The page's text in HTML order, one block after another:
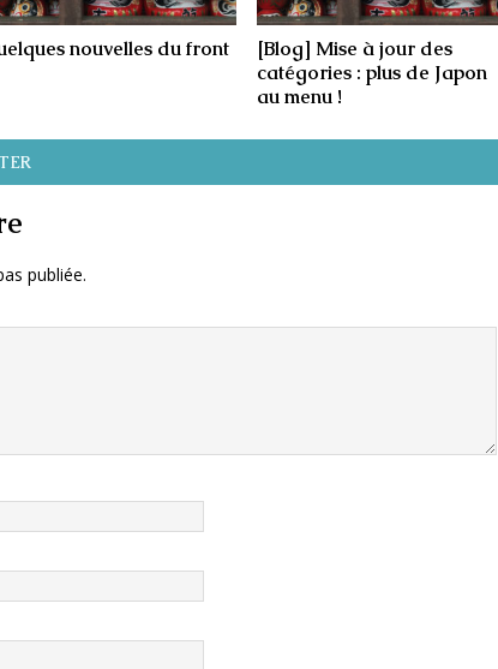
nouvelles du front
[Blog] Mise à jour des
catégories : plus de Japon
au menu !
publiée.